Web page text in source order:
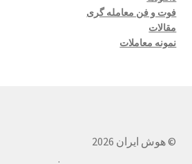
فوت و فن معامله گری
مقالات
نمونه معاملات
© هوش ایران 2026
.